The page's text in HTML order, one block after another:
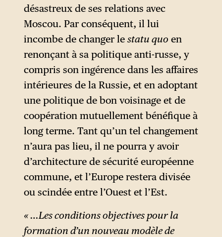
désastreux de ses relations avec
Moscou. Par conséquent, il lui
incombe de changer le statu quo en
renonçant à sa politique anti-russe, y
compris son ingérence dans les affaires
intérieures de la Russie, et en adoptant
une politique de bon voisinage et de
coopération mutuellement bénéfique à
long terme. Tant qu’un tel changement
n’aura pas lieu, il ne pourra y avoir
d’architecture de sécurité européenne
commune, et l’Europe restera divisée
ou scindée entre l’Ouest et l’Est.
« …Les conditions objectives pour la
formation d’un nouveau modèle de